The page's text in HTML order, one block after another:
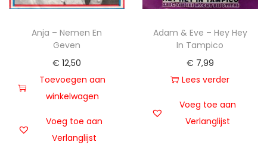
Anja – Nemen En
Geven
€ 12,50
Toevoegen aan
winkelwagen
Voeg toe aan
Verlanglijst
Adam & Eve – Hey Hey
In Tampico
€ 7,99
Lees verder
Voeg toe aan
Verlanglijst